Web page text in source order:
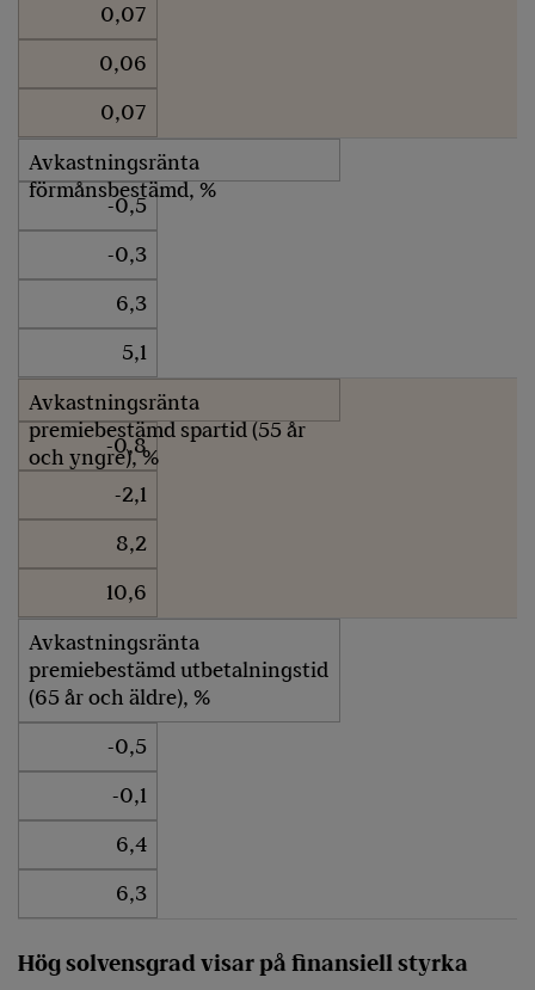
0,07
0,06
0,07
Avkastningsränta
förmånsbestämd, %
-0,5
-0,3
6,3
5,1
Avkastningsränta
premiebestämd spartid (55 år
och yngre), %
-0,8
-2,1
8,2
10,6
Avkastningsränta
premiebestämd utbetalningstid
(65 år och äldre), %
-0,5
-0,1
6,4
6,3
Hög solvensgrad visar på finansiell styrka